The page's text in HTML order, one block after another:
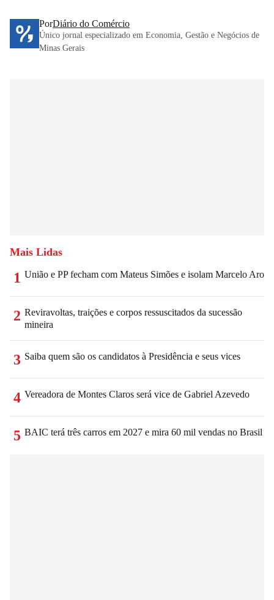
PorDiário do Comércio
Único jornal especializado em Economia, Gestão e Negócios de
Minas Gerais
Mais Lidas
1 União e PP fecham com Mateus Simões e isolam Marcelo Aro
2 Reviravoltas, traições e corpos ressuscitados da sucessão
mineira
3 Saiba quem são os candidatos à Presidência e seus vices
4 Vereadora de Montes Claros será vice de Gabriel Azevedo
5 BAIC terá três carros em 2027 e mira 60 mil vendas no Brasil